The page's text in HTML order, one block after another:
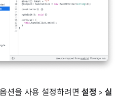
션을 사용 설정하려면 설정 > 실